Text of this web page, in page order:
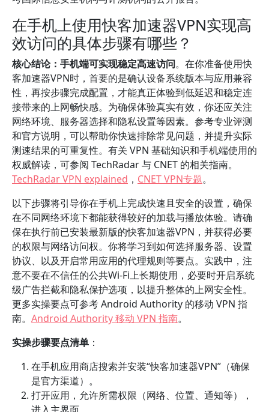
在手机上使用快客加速器VPN实现高
效访问的具体步骤有哪些？
核心结论：手机端可实现稳定高速访问。在你准备使用快
客加速器VPN时，首要的是确认设备系统版本与应用兼容
性，再按步骤完成配置，才能真正体验到低延迟和稳定连
接带来的上网畅快感。为确保体验真实有效，你还应关注
网络环境、服务器选择和隐私设置等因素。参考专业评测
和官方说明，可以帮助你快速排除常见问题，并提升实际
测速结果的可重复性。有关 VPN 基础知识和手机端使用的
权威解读，可参阅 TechRadar 与 CNET 的相关指南。
TechRadar VPN explained ， CNET VPN专题。
以下步骤将引导你在手机上完成快速且安全的设置，确保
在不同网络环境下都能获得较好的加载与播放体验。请确
保在执行前已安装最新版的快客加速器VPN，并获得必要
的权限与网络访问权。你将学习到如何选择服务器、设置
协议、以及开启常用应用的代理规则等要点。实践中，注
意不要在不信任的公共Wi-Fi上长期使用，必要时开启系统
级广告拦截和隐私保护选项，以提升整体的上网安全性。
更多实操要点可参考 Android Authority 的移动 VPN 指
南。 Android Authority 移动 VPN 指南。
实操步骤要点清单 ：
在手机应用商店搜索并安装“快客加速器VPN”（确保
是官方渠道）。
打开应用，允许所需权限（网络、位置、通知等），